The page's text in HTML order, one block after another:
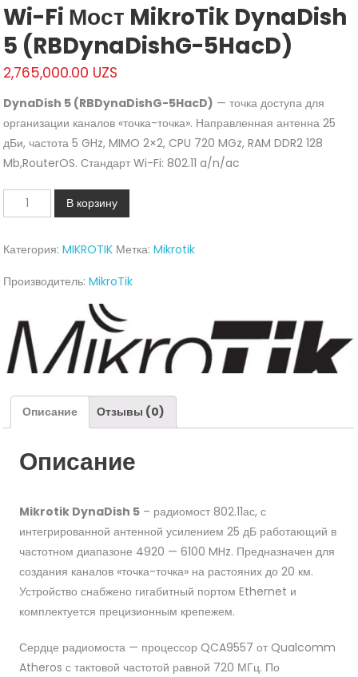
Wi-Fi Мост MikroTik DynaDish
5 (RBDynaDishG-5HacD)
2,765,000.00 UZS
DynaDish 5 (RBDynaDishG-5HacD) — точка доступа для
организации каналов «точка-точка». Направленная антенна 25
дБи, частота 5 GHz, MIMO 2×2, CPU 720 MGz, RAM DDR2 128
Mb,RouterOS. Стандарт Wi-Fi: 802.11 a/n/ac
Количество
Wi-
мост
MikroTik
(RBDynaDishG-
5HacD)
В корзину
Категория:MIKROTIK Метка:Mikrotik
Производитель:MikroTik
Описание Отзывы (0)
Описание
Mikrotik DynaDish 5 – радиомост 802.11ас, с
интегрированной антенной усилением 25 дБ работающий в
частотном диапазоне 4920 — 6100 MHz. Предназначен для
создания каналов «точка-точка» на растояних до 20 км.
Устройство снабжено гигабитный портом Ethernet и
комплектуется прецизионным крепежем.
Сердце радиомоста — процессор QCA9557 от Qualcomm
Atheros с тактовой частотой равной 720 МГц. По